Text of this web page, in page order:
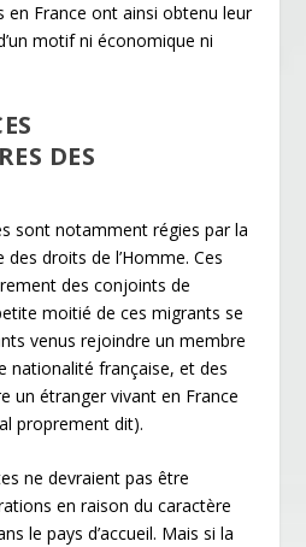
en France ont ainsi obtenu leur
motif ni économique ni
DES
sont notamment régies par la
droits de l’Homme. Ces
des conjoints de
moitié de ces migrants se
venus rejoindre un membre
nationalité française, et des
un étranger vivant en France
proprement dit).
ne devraient pas être
en raison du caractère
le pays d’accueil. Mais si la